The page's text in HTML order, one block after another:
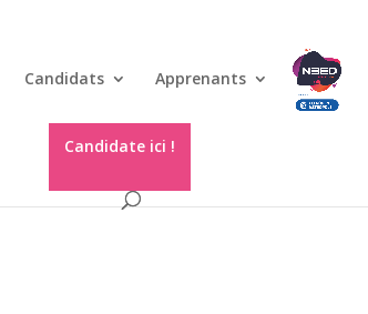
Candidats Apprenants
Candidate ici !